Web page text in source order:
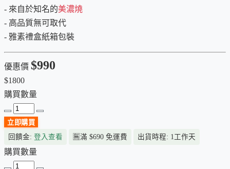
- 來自於知名的美濃燒
- 高品質無可取代
- 雅素禮盒紙箱包裝
優惠價 $990
$1800
購買數量
立即購買
回饋金: 登入查看 🈚滿 $690 免運費 出貨時程: 1工作天
購買數量